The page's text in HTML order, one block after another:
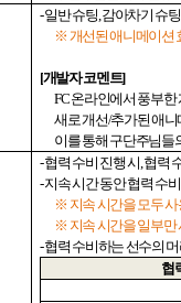
-일반 슈팅,감아차기 슈팅
※ 개선된 애니메이션
[개발자 코멘트]
FC온라인에서 풍부한
새로 개선/추가된 애니
이를 통해 구단주님들
-협력 수비 진행 시,협력
-지속 시간 동안 협력 수
※ 지속 시간을 모두
※ 지속 시간을 일부만
-협력 수비하는 선수의
협